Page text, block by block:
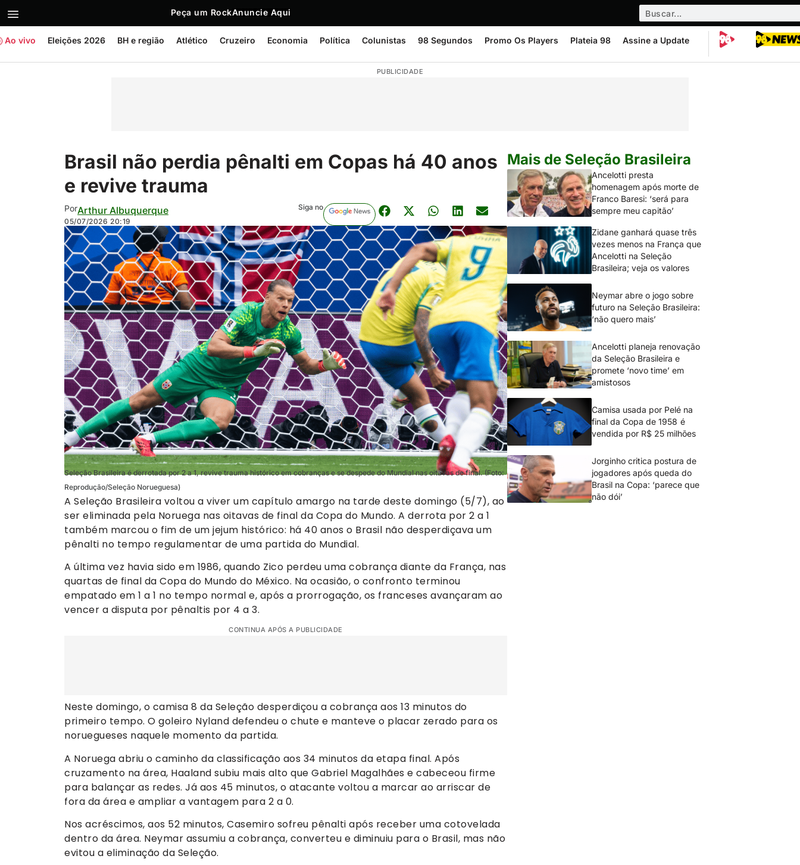
Peça um RockAnuncie Aqui
Ao vivo Eleições 2026 BH e região Atlético Cruzeiro Economia Política Colunistas 98 Segundos Promo Os Players Plateia 98 Assine a Update
PUBLICIDADE
Brasil não perdia pênalti em Copas há 40 anos
e revive trauma
PorArthur Albuquerque
05/07/2026 20:19
Siga no
Seleção Brasileira é derrotada por 2 a 1, revive trauma histórico em cobranças e se despede do Mundial nas oitavas de final. (Foto:
Reprodução/Seleção Norueguesa)
A Seleção Brasileira voltou a viver um capítulo amargo na tarde deste domingo (5/7), ao
ser eliminada pela Noruega nas oitavas de final da Copa do Mundo. A derrota por 2 a 1
também marcou o fim de um jejum histórico: há 40 anos o Brasil não desperdiçava um
pênalti no tempo regulamentar de uma partida do Mundial.
A última vez havia sido em 1986, quando Zico perdeu uma cobrança diante da França, nas
quartas de final da Copa do Mundo do México. Na ocasião, o confronto terminou
empatado em 1 a 1 no tempo normal e, após a prorrogação, os franceses avançaram ao
vencer a disputa por pênaltis por 4 a 3.
CONTINUA APÓS A PUBLICIDADE
Neste domingo, o camisa 8 da Seleção desperdiçou a cobrança aos 13 minutos do
primeiro tempo. O goleiro Nyland defendeu o chute e manteve o placar zerado para os
noruegueses naquele momento da partida.
A Noruega abriu o caminho da classificação aos 34 minutos da etapa final. Após
cruzamento na área, Haaland subiu mais alto que Gabriel Magalhães e cabeceou firme
para balançar as redes. Já aos 45 minutos, o atacante voltou a marcar ao arriscar de
fora da área e ampliar a vantagem para 2 a 0.
Nos acréscimos, aos 52 minutos, Casemiro sofreu pênalti após receber uma cotovelada
dentro da área. Neymar assumiu a cobrança, converteu e diminuiu para o Brasil, mas não
evitou a eliminação da Seleção.
Mais de Seleção Brasileira
Ancelotti presta
homenagem após morte de
Franco Baresi: ‘será para
sempre meu capitão’
Zidane ganhará quase três
vezes menos na França que
Ancelotti na Seleção
Brasileira; veja os valores
Neymar abre o jogo sobre
futuro na Seleção Brasileira:
‘não quero mais’
Ancelotti planeja renovação
da Seleção Brasileira e
promete ‘novo time’ em
amistosos
Camisa usada por Pelé na
final da Copa de 1958 é
vendida por R$ 25 milhões
Jorginho critica postura de
jogadores após queda do
Brasil na Copa: ‘parece que
não dói’